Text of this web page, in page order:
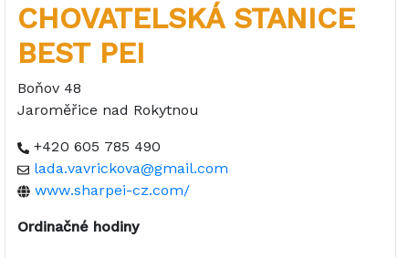
Katalóg
Pet
služieb
Shop
CHOVATELSKÁ STANICE
BEST PEI
Boňov 48
Jaroměřice nad Rokytnou
+420 605 785 490
lada.vavrickova@gmail.com
www.sharpei-cz.com/
Ordinačné hodiny